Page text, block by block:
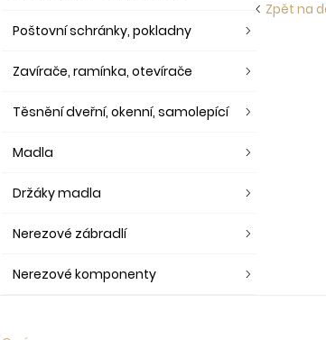
Zpět na
Poštovní schránky, pokladny
Zavírače, ramínka, otevírače
Těsnění dveřní, okenní, samolepící
Madla
Držáky madla
Nerezové zábradlí
Nerezové komponenty